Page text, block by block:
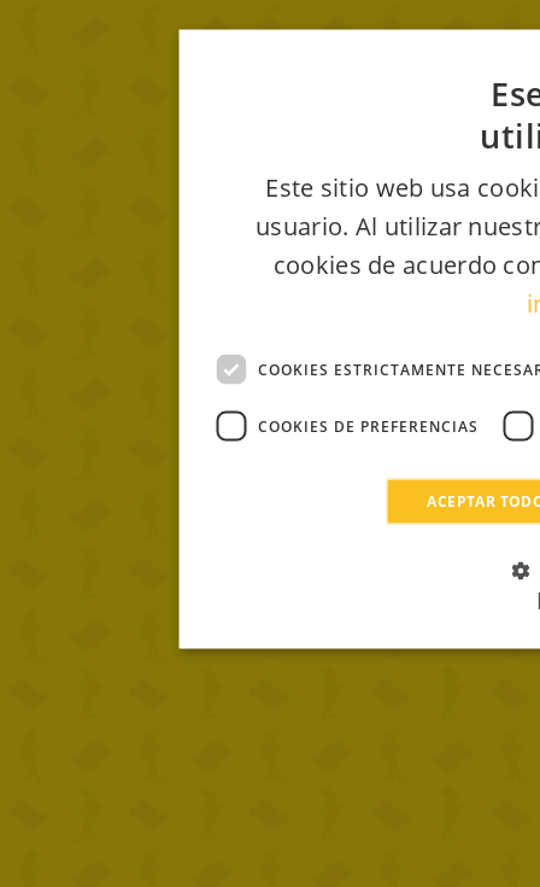
Este sitio web usa
usuario. Al utilizar
cookies de acuerdo
COOKIES ESTRICTAMENTE
COOKIES DE PREFERENCIAS
ACEPTAR